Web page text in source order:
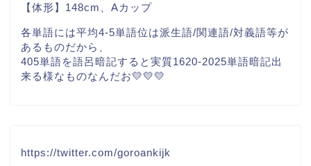
【体形】148cm、Aカップ
各単語には平均4-5単語位は派生語/関連語/対義語等が
あるものだから、
405単語を語呂暗記すると実質1620-2025単語暗記出
来る様なものなんだお💛💛💛
https://twitter.com/goroankijk